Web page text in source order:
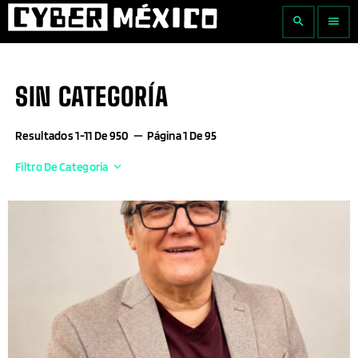
search menu
SIN CATEGORÍA
Resultados 1-11 De 950 remove Página 1 De 95
Filtro De Categoría keyboard_arrow_down
Actualidad Empresarial
Aguascalientes